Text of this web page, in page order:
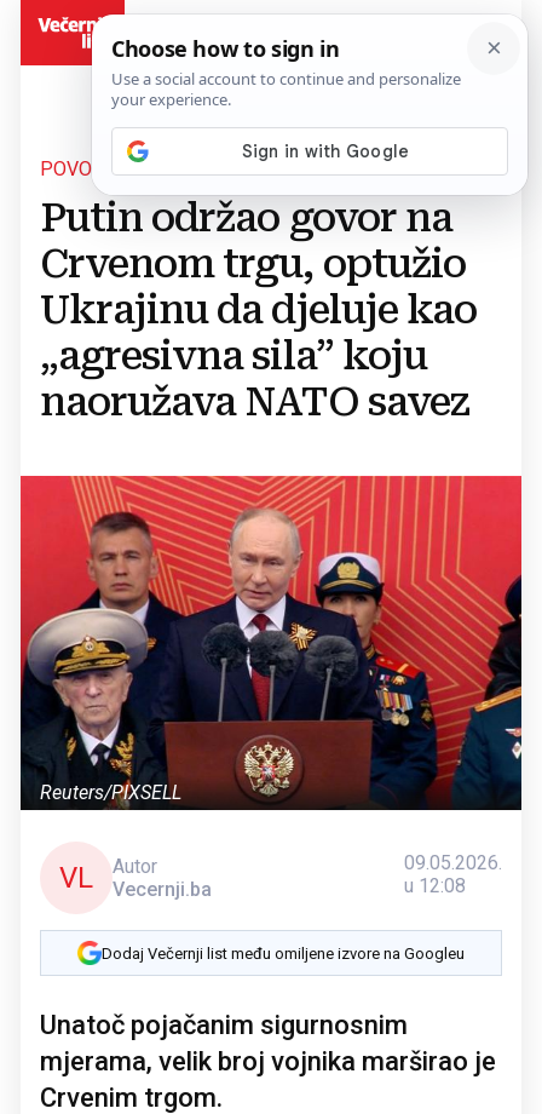
POVODOM DANA POBJEDE
Putin održao govor na
Crvenom trgu, optužio
Ukrajinu da djeluje kao
„agresivna sila” koju
naoružava NATO savez
Reuters/PIXSELL
VL
Autor
Vecernji.ba
09.05.2026.
u 12:08
Dodaj Večernji list među omiljene izvore na Googleu
Unatoč pojačanim sigurnosnim
mjerama, velik broj vojnika marširao je
Crvenim trgom.